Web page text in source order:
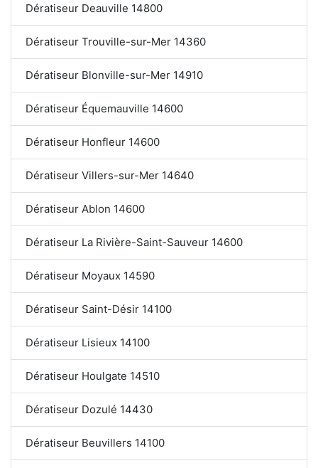
Dératiseur Deauville 14800
Dératiseur Trouville-sur-Mer 14360
Dératiseur Blonville-sur-Mer 14910
Dératiseur Équemauville 14600
Dératiseur Honfleur 14600
Dératiseur Villers-sur-Mer 14640
Dératiseur Ablon 14600
Dératiseur La Rivière-Saint-Sauveur 14600
Dératiseur Moyaux 14590
Dératiseur Saint-Désir 14100
Dératiseur Lisieux 14100
Dératiseur Houlgate 14510
Dératiseur Dozulé 14430
Dératiseur Beuvillers 14100